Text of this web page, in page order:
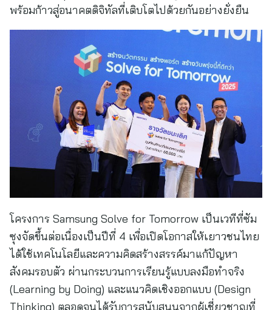
พร้อมก้าวสู่อนาคตดิจิทัลที่เติบโตไปด้วยกันอย่างยั่งยืน
โครงการ Samsung Solve for Tomorrow เป็นเวทีที่ซัม
ซุงจัดขึ้นต่อเนื่องเป็นปีที่ 4 เพื่อเปิดโอกาสให้เยาวชนไทย
ได้ใช้เทคโนโลยีและความคิดสร้างสรรค์มาแก้ปัญหา
สังคมรอบตัว ผ่านกระบวนการเรียนรู้แบบลงมือทำจริง
(Learning by Doing) และแนวคิดเชิงออกแบบ (Design
Thinking) ตลอดจนได้รับการสนับสนุนจากผู้เชี่ยวชาญที่